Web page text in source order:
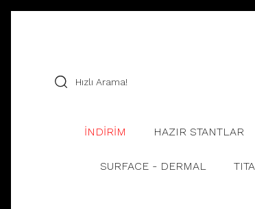
İNDİRİM HAZIR STANTLAR
SURFACE - DERMAL